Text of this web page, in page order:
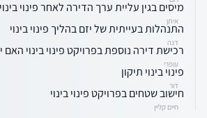
מיסים בגין עליית ערך הדירה לאחר פינוי בינוי
איתן
התנהלות בעייתית של יזם בהליך פינוי בינוי
דנה
רכישת דירה נוספת בפרויקט פינוי בינוי
עופרי
פינוי בינוי תיקון
דור
חישוב שטחים בפרויקט פינוי בינוי
חיים קליין